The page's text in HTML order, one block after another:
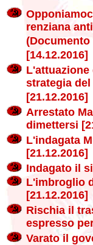
renziana
[14.12.2016]
L'attuazione
strategia
[21.12.2016]
Arrestato
dimettersi
L'indagata
[21.12.2016]
Indagato il
L'imbroglio
[21.12.2016]
Rischia il
espresso
Varato il